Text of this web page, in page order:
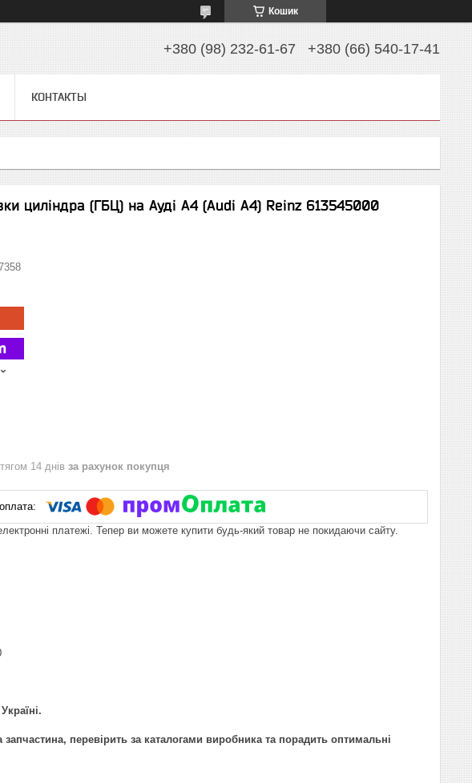
Кошик
+380 (98) 232-61-67 +380 (66) 540-17-41
КОНТАКТЫ
циліндра (ГБЦ) на Ауді A4 (Audi A4) Reinz 613545000
14 днів за рахунок покупця
платежі. Тепер ви можете купити будь-який товар не покидаючи сайту.
перевірить за каталогами виробника та порадить оптимальні